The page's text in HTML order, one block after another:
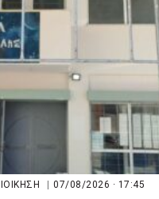
07/08/2026 · 17:45